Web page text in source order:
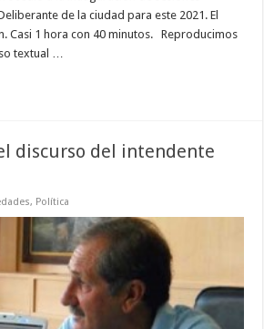
de la ciudad para este 2021. El
Casi 1 hora con 40 minutos. Reproducimos
textual …
discurso del intendente
, Política